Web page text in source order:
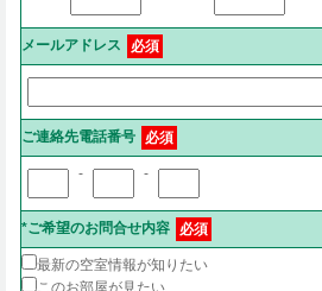
メールアドレス 必須
ご連絡先電話番号 必須
- -
*ご希望のお問合せ内容 必須
最新の空室情報が知りたい
このお部屋が見たい